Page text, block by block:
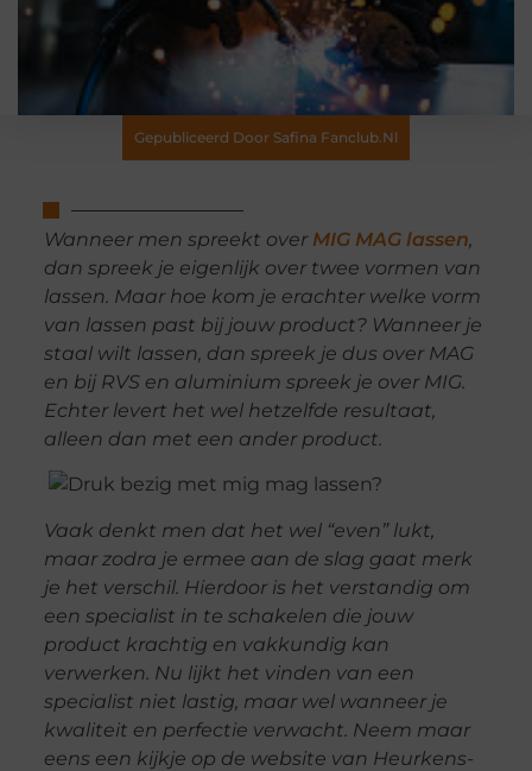
Gepubliceerd Door Safina Fanclub.nl
Wanneer men spreekt over MIG MAG lassen,
dan spreek je eigenlijk over twee vormen van
lassen. Maar hoe kom je erachter welke vorm
van lassen past bij jouw product? Wanneer je
staal wilt lassen, dan spreek je dus over MAG
en bij RVS en aluminium spreek je over MIG.
Echter levert het wel hetzelfde resultaat,
alleen dan met een ander product.
Vaak denkt men dat het wel “even” lukt,
maar zodra je ermee aan de slag gaat merk
je het verschil. Hierdoor is het verstandig om
een specialist in te schakelen die jouw
product krachtig en vakkundig kan
verwerken. Nu lijkt het vinden van een
specialist niet lastig, maar wel wanneer je
kwaliteit en perfectie verwacht. Neem maar
eens een kijkje op de website van Heurkens-